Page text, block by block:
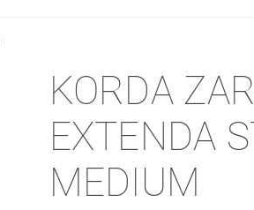
KORDA
EXTENDA
MEDIUM